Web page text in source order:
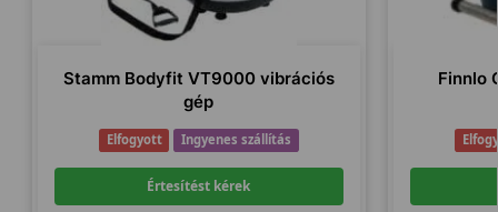
Stamm Bodyfit VT9000 vibrációs
gép
Elfogyott Ingyenes szállítás
Értesítést kérek
Finnlo